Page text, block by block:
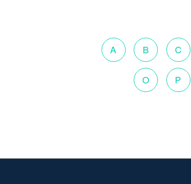
A B C
O P